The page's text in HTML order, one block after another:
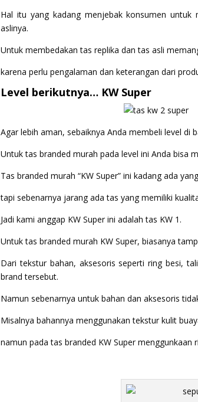
Hal itu yang kadang menjebak konsumen
aslinya.
Untuk membedakan tas replika dan tas asli
karena perlu pengalaman dan keterangan dari
Level berikutnya… KW Super
Agar lebih aman, sebaiknya Anda membeli level di
Untuk tas branded murah pada level ini Anda bisa
Tas branded murah “KW Super” ini kadang ada
tapi sebenarnya jarang ada tas yang memiliki
Jadi kami anggap KW Super ini adalah tas KW 1.
Untuk tas branded murah KW Super, biasanya
Dari tekstur bahan, aksesoris seperti ring besi,
brand tersebut.
Namun sebenarnya untuk bahan dan aksesoris
Misalnya bahannya menggunakan tekstur kulit
namun pada tas branded KW Super menggunkaan